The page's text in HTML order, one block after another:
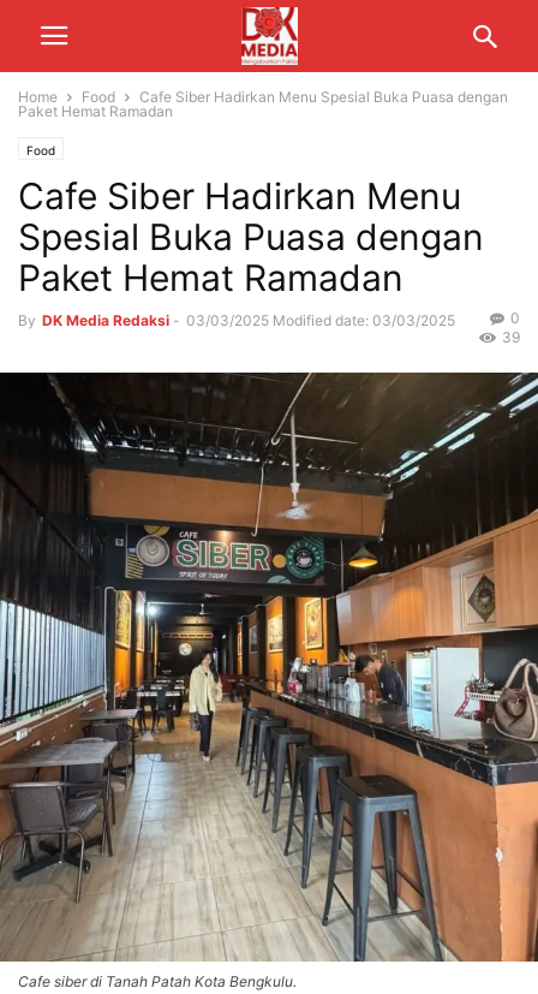
Home Food
Cafe Siber Hadirkan Menu Spesial Buka Puasa dengan
Paket Hemat Ramadan
Food
Cafe Siber Hadirkan Menu
Spesial Buka Puasa dengan
Paket Hemat Ramadan
By DK Media Redaksi - 03/03/2025 Modified date: 03/03/2025
0
39
Cafe siber di Tanah Patah Kota Bengkulu.